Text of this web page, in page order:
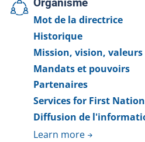
Organisme
Mot de la directrice
Historique
Mission, vision, valeurs
Mandats et pouvoirs
Partenaires
Services for First
Diffusion de
Learn more